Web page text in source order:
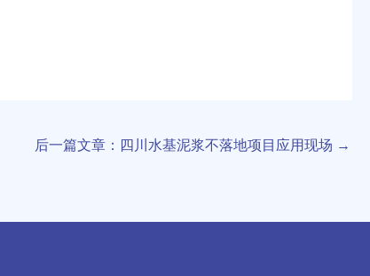
后一篇文章：四川水基泥浆不落地项目应用现场 →